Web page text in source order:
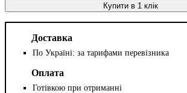
Купити в 1 клік
Доставка
По Україні: за тарифами перевізника
Оплата
Готівкою при отриманні